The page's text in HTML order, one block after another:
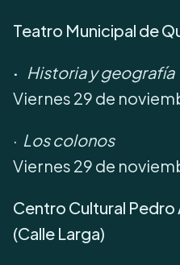
Teatro Municipal de
· Historia y geografía
Viernes 29 de
· Los colonos
Viernes 29 de
Centro Cultural Pedro
(Calle Larga)